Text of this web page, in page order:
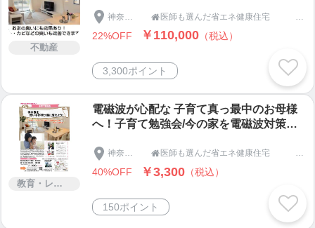
喘息の方が、室内に入った瞬間に咳が止まり
アレルギー反応が和らいだ、
と言う方は大勢いらっしゃいます。
アトピー改善住宅、アトピー住宅をお探しの方は、
オンリーハウスの健康住宅 呼吸する家を体験して
みてください。
モデルハウスは年中無休です。
健康住宅を横浜で探すなら、先ずはオンリーハウス
のモデルハウスを体験してください。
不動産
神奈川県  医師も選んだ省エネ健康住宅 呼吸する家のオンリーハウス
22%OFF ￥110,000 （税込）
3,300ポイント
教育・レッスン・講習
電磁波が心配な 子育て真っ最中のお母様
へ！子育て勉強会/今の家を電磁波対策で
神奈川県  医師も選んだ省エネ健康住宅 呼吸する家のオンリーハウス
40%OFF ￥3,300 （税込）
150ポイント